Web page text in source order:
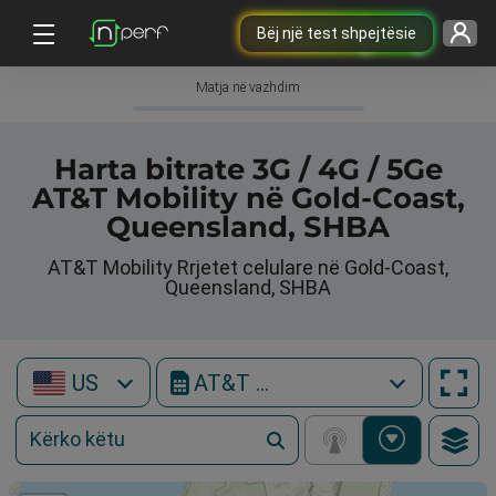
Bëj një test shpejtësie
Matja në vazhdim
Harta bitrate 3G / 4G / 5Ge
AT&T Mobility në Gold-Coast,
Queensland, SHBA
AT&T Mobility Rrjetet celulare në Gold-Coast,
Queensland, SHBA
US AT&T Mobility